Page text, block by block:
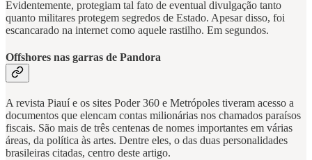
Evidentemente, protegiam tal fato de eventual divulgação tanto
quanto militares protegem segredos de Estado. Apesar disso, foi
escancarado na internet como aquele rastilho. Em segundos.
Offshores nas garras de Pandora
A revista Piauí e os sites Poder 360 e Metrópoles tiveram acesso a
documentos que elencam contas milionárias nos chamados paraísos
fiscais. São mais de três centenas de nomes importantes em várias
áreas, da política às artes. Dentre eles, o das duas personalidades
brasileiras citadas, centro deste artigo.